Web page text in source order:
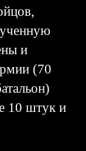
и
(70
10 штук и